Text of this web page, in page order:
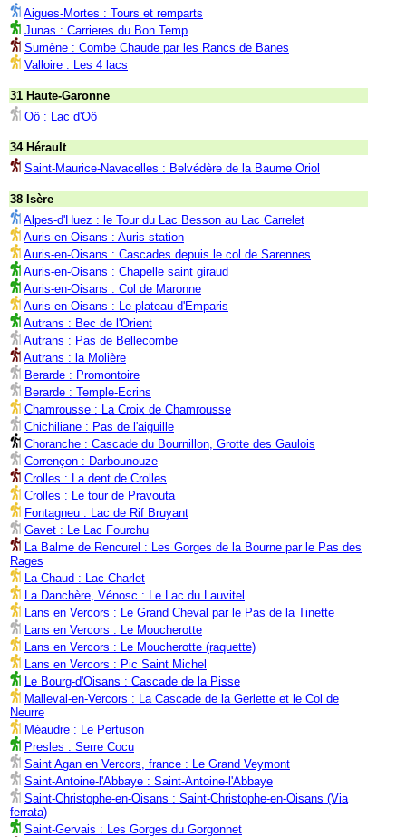
Aigues-Mortes : Tours et remparts
Junas : Carrieres du Bon Temp
Sumène : Combe Chaude par les Rancs de Banes
Valloire : Les 4 lacs
31 Haute-Garonne
Oô : Lac d'Oô
34 Hérault
Saint-Maurice-Navacelles : Belvédère de la Baume Oriol
38 Isère
Alpes-d'Huez : le Tour du Lac Besson au Lac Carrelet
Auris-en-Oisans : Auris station
Auris-en-Oisans : Cascades depuis le col de Sarennes
Auris-en-Oisans : Chapelle saint giraud
Auris-en-Oisans : Col de Maronne
Auris-en-Oisans : Le plateau d'Emparis
Autrans : Bec de l'Orient
Autrans : Pas de Bellecombe
Autrans : la Molière
Berarde : Promontoire
Berarde : Temple-Ecrins
Chamrousse : La Croix de Chamrousse
Chichiliane : Pas de l'aiguille
Choranche : Cascade du Bournillon, Grotte des Gaulois
Corrençon : Darbounouze
Crolles : La dent de Crolles
Crolles : Le tour de Pravouta
Fontagneu : Lac de Rif Bruyant
Gavet : Le Lac Fourchu
La Balme de Rencurel : Les Gorges de la Bourne par le Pas des
Rages
La Chaud : Lac Charlet
La Danchère, Vénosc : Le Lac du Lauvitel
Lans en Vercors : Le Grand Cheval par le Pas de la Tinette
Lans en Vercors : Le Moucherotte
Lans en Vercors : Le Moucherotte (raquette)
Lans en Vercors : Pic Saint Michel
Le Bourg-d'Oisans : Cascade de la Pisse
Malleval-en-Vercors : La Cascade de la Gerlette et le Col de
Neurre
Méaudre : Le Pertuson
Presles : Serre Cocu
Saint Agan en Vercors, france : Le Grand Veymont
Saint-Antoine-l'Abbaye : Saint-Antoine-l'Abbaye
Saint-Christophe-en-Oisans : Saint-Christophe-en-Oisans (Via
ferrata)
Saint-Gervais : Les Gorges du Gorgonnet